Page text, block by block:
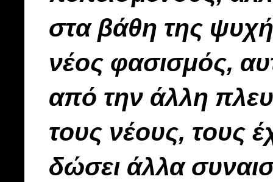
στα βάθη της
νέος φασισμός,
από την άλλη
τους νέους, τους
δώσει άλλα